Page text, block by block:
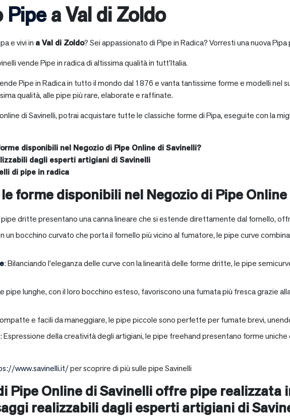
Pipea Val di Zoldo
e vivi in aVal di Zoldo? Sei appassionato di Pipe in Radica? Vorresti una nuova
vende Pipe in radica di altissima qualità in tutt’Italia.
Pipe in Radica in tutto il mondo dal 1876 e vanta tantissime forme e modelli nel
qualità, alle pipe più rare, elaborate e raffinate.
di Savinelli, potrai acquistare tutte le classiche forme di Pipa, eseguite con la
disponibili nel Negozio di Pipe Online di Savinelli?
dagli esperti artigiani di Savinelli
di pipe in radica
forme disponibili nel Negozio di Pipe
pipe dritte presentano una canna lineare che si estende direttamente dal fornello,
un bocchino curvato che porta il fornello più vicino al fumatore, le pipe curve
: Bilanciando l’eleganza delle curve con la linearità delle forme dritte, le pipe
pipe lunghe, con il loro bocchino esteso, favoriscono una fumata più fresca grazie
e facili da maneggiare, le pipe piccole sono perfette per fumate brevi,
: Espressione della creatività degli artigiani, le pipe freehand presentano forme
www.savinelli.it/per scoprire di più sulle pipe Savinelli
Pipe Online di Savinelli offre pipe realizzata
realizzabili dagli esperti artigiani di